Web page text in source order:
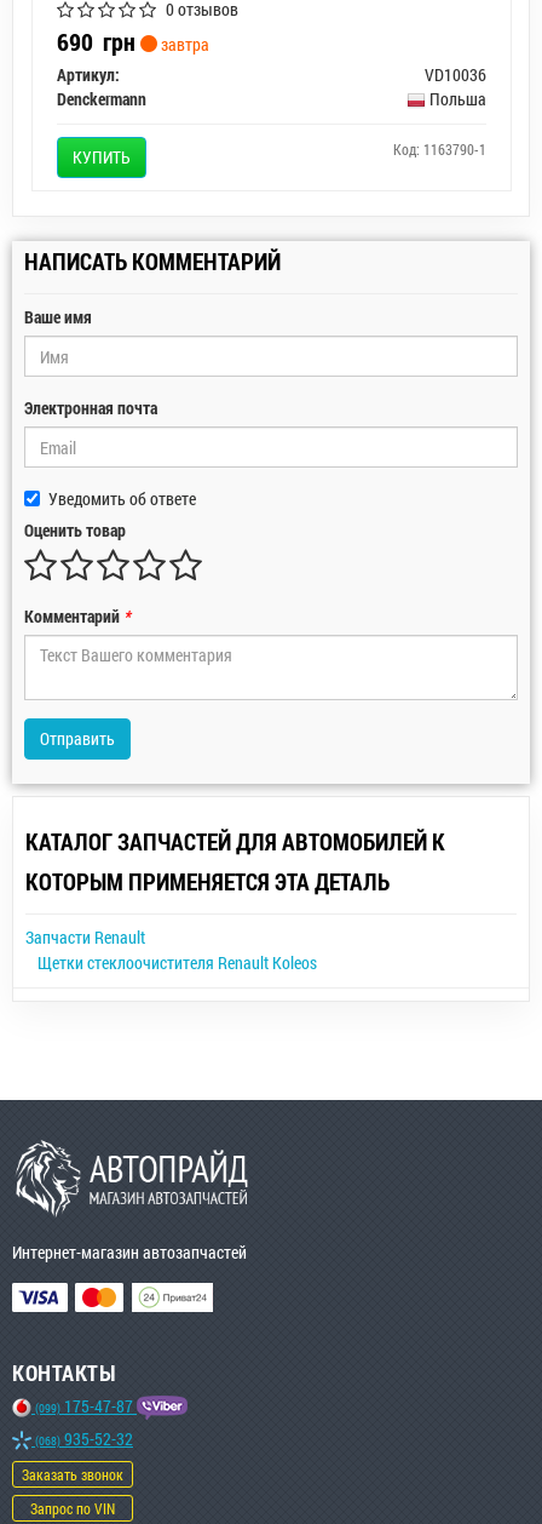
0 отзывов
690 грн
завтра
Артикул:
VD10036
Denckermann
Польша
КУПИТЬ Код: 1163790-1
НАПИСАТЬ КОММЕНТАРИЙ
Ваше имя
Электронная почта
Уведомить об ответе
Оценить товар
Комментарий *
Отправить
КАТАЛОГ ЗАПЧАСТЕЙ ДЛЯ АВТОМОБИЛЕЙ К
КОТОРЫМ ПРИМЕНЯЕТСЯ ЭТА ДЕТАЛЬ
Запчасти Renault
Щетки стеклоочистителя Renault Koleos
Интернет-магазин автозапчастей
КОНТАКТЫ
(099) 175-47-87
(068) 935-52-32
Заказать звонок
Запрос по VIN